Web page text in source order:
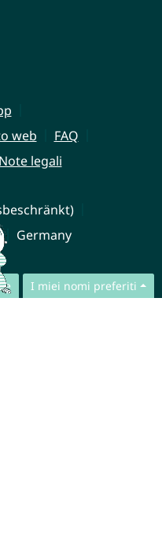
I miei nomi preferiti
web
FAQ
Note legali
Germany